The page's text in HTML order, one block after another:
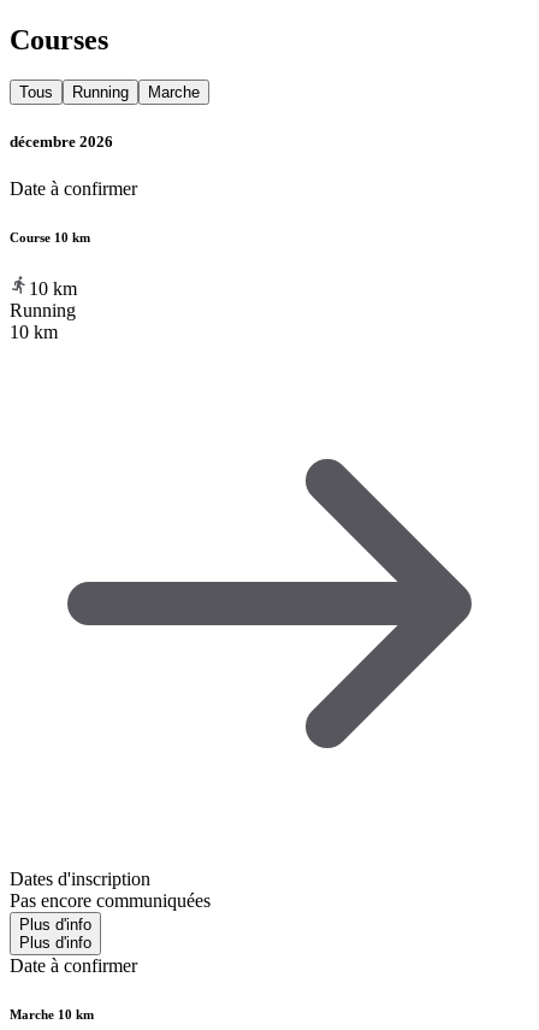
Courses
Tous Running Marche
décembre 2026
Date à confirmer
Course 10 km
10 km
Running
10 km
Dates d'inscription
Pas encore communiquées
Plus d'info
Plus d'info
Date à confirmer
Marche 10 km